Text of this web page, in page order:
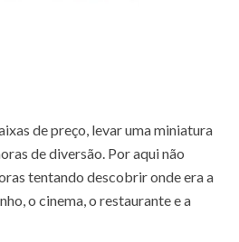
de preço, levar uma miniatura
de diversão. Por aqui não
tentando descobrir onde era a
o cinema, o restaurante e a